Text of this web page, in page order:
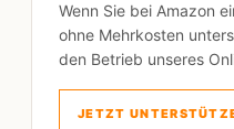
Wenn Sie bei Amazon
ohne Mehrkosten
den Betrieb unseres
JETZT